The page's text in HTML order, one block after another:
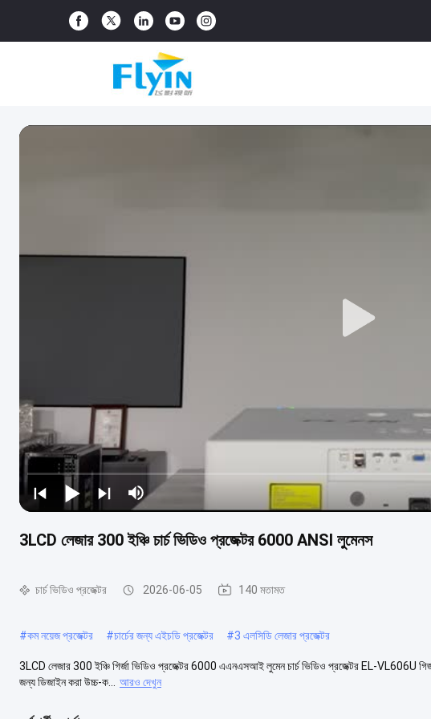
3LCD লেজার 300 ইঞ্চি চার্চ ভিডিও প্রজেক্টর 6000 ANSI লুমেনস
চার্চ ভিডিও প্রজেক্টর 2026-06-05 140 মতামত
#কম নয়েজ প্রজেক্টর #চার্চের জন্য এইচডি প্রজেক্টর #3 এলসিডি লেজার প্রজেক্টর
3LCD লেজার 300 ইঞ্চি গির্জা ভিডিও প্রজেক্টর 6000 এএনএসআই লুমেন চার্চ ভিডিও প্রজেক্টর EL-VL606U
জন্য ডিজাইন করা উচ্চ-ক...
আরও দেখুন